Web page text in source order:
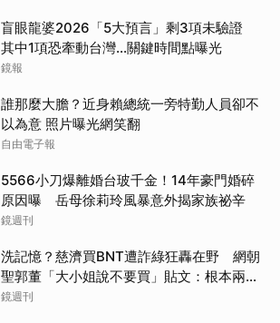
盲眼龍婆2026「5大預言」剩3項未驗證
其中1項恐牽動台灣...關鍵時間點曝光
鏡報
誰那麼大膽？近身賴總統一旁特勤人員卻不
以為意 照片曝光網笑翻
自由電子報
5566小刀爆離婚台玻千金！14年豪門婚碎
原因曝 岳母徐莉玲風暴意外揭家族祕辛
鏡週刊
洗記憶？慈濟買BNT遭詐綠狂轟在野 網朝
聖郭董「大小姐說不要買」貼文：根本兩碼
事
鏡週刊